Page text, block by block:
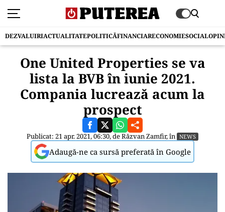
DEZVALUIRIACTUALITATEPOLITICĂFINANCIARECONOMIESOCIAL
One United Properties se va
lista la BVB în iunie 2021.
Compania lucrează acum la
prospect
Publicat: 21 apr. 2021, 06:30, deRăzvan Zamfir, în NEWS
Adaugă-ne ca sursă preferată în Google